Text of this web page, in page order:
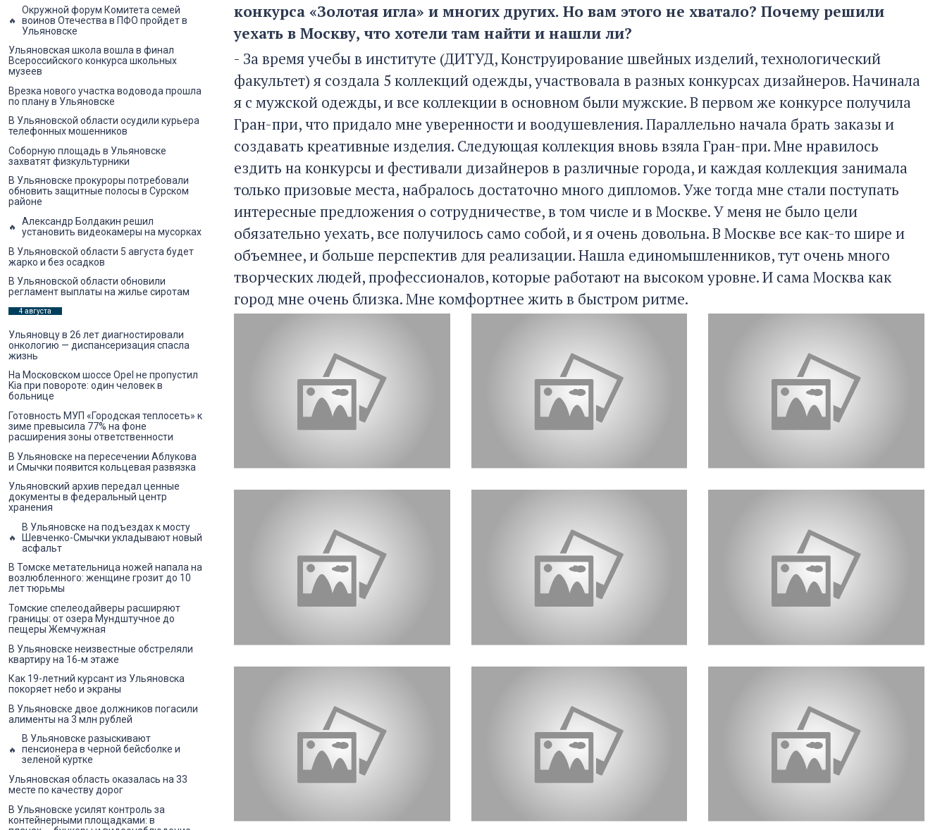
конкурса «Золотая игла» и многих других. Но вам этого не хватало? Почему решили
уехать в Москву, что хотели там найти и нашли ли?
- За время учебы в институте (ДИТУД, Конструирование швейных изделий, технологический
факультет) я создала 5 коллекций одежды, участвовала в разных конкурсах дизайнеров. Начинала
я с мужской одежды, и все коллекции в основном были мужские. В первом же конкурсе получила
Гран-при, что придало мне уверенности и воодушевления. Параллельно начала брать заказы и
создавать креативные изделия. Следующая коллекция вновь взяла Гран-при. Мне нравилось
ездить на конкурсы и фестивали дизайнеров в различные города, и каждая коллекция занимала
только призовые места, набралось достаточно много дипломов. Уже тогда мне стали поступать
интересные предложения о сотрудничестве, в том числе и в Москве. У меня не было цели
обязательно уехать, все получилось само собой, и я очень довольна. В Москве все как-то шире и
объемнее, и больше перспектив для реализации. Нашла единомышленников, тут очень много
творческих людей, профессионалов, которые работают на высоком уровне. И сама Москва как
город мне очень близка. Мне комфортнее жить в быстром ритме.
Окружной форум Комитета семей
воинов Отечества в ПФО пройдет в
Ульяновске
Ульяновская школа вошла в финал
Всероссийского конкурса школьных
музеев
Врезка нового участка водовода прошла
по плану в Ульяновске
В Ульяновской области осудили курьера
телефонных мошенников
Соборную площадь в Ульяновске
захватят физкультурники
В Ульяновске прокуроры потребовали
обновить защитные полосы в Сурском
районе
Александр Болдакин решил
установить видеокамеры на мусорках
В Ульяновской области 5 августа будет
жарко и без осадков
В Ульяновской области обновили
регламент выплаты на жилье сиротам
4 августа
Ульяновцу в 26 лет диагностировали
онкологию — диспансеризация спасла
жизнь
На Московском шоссе Opel не пропустил
Kia при повороте: один человек в
больнице
Готовность МУП «Городская теплосеть» к
зиме превысила 77% на фоне
расширения зоны ответственности
В Ульяновске на пересечении Аблукова
и Смычки появится кольцевая развязка
Ульяновский архив передал ценные
документы в федеральный центр
хранения
В Ульяновске на подъездах к мосту
Шевченко-Смычки укладывают новый
асфальт
В Томске метательница ножей напала на
возлюбленного: женщине грозит до 10
лет тюрьмы
Томские спелеодайверы расширяют
границы: от озера Мундштучное до
пещеры Жемчужная
В Ульяновске неизвестные обстреляли
квартиру на 16‑м этаже
Как 19-летний курсант из Ульяновска
покоряет небо и экраны
В Ульяновске двое должников погасили
алименты на 3 млн рублей
В Ульяновске разыскивают
пенсионера в черной бейсболке и
зеленой куртке
Ульяновская область оказалась на 33
месте по качеству дорог
В Ульяновске усилят контроль за
контейнерными площадками: в